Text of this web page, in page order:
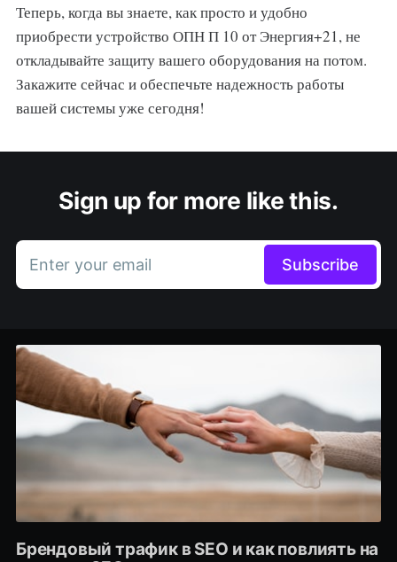
Теперь, когда вы знаете, как просто и удобно
приобрести устройство ОПН П 10 от Энергия+21, не
откладывайте защиту вашего оборудования на потом.
Закажите сейчас и обеспечьте надежность работы
вашей системы уже сегодня!
Sign up for more like this.
Enter your email Subscribe
Брендовый трафик в SEO и как повлиять на